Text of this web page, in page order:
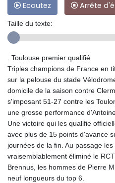
Ecoutez Arrête
Taille du texte:
. Toulouse premier qualifié
Triples champions de France en
sur la pelouse du stade
domicile de la saison contre
s'imposant 51-27 contre les
une grosse performance
Une victoire qui les qualifie
avec plus de 15 points d'avance
journées de la fin. Au passage
vraisemblablement éliminé le
Brennus, les hommes de Pierre
neuf longueurs du top 6.